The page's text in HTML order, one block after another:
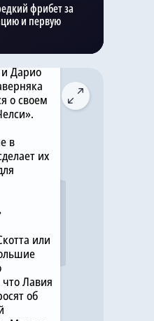
фрибет за
и первую
назад
и Барко
Дарио
о своем
в
их
или
что Лавия
об